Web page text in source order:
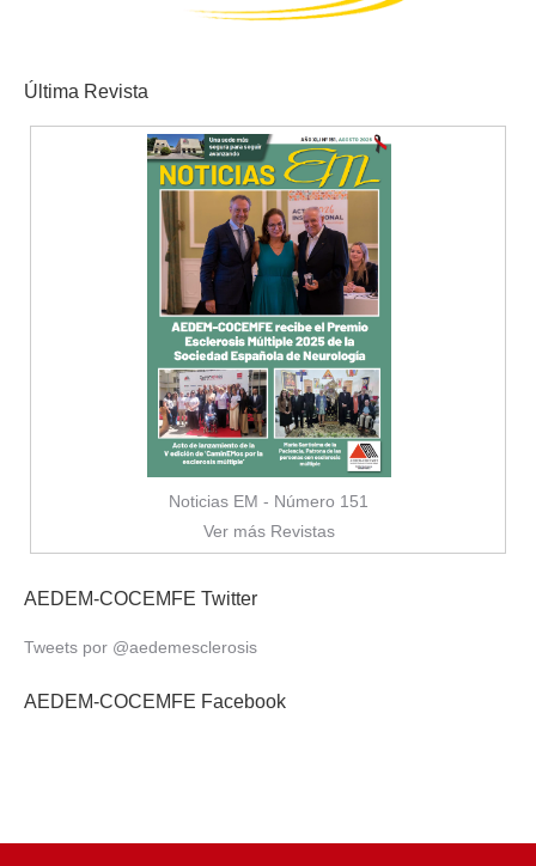
Última Revista
Noticias EM - Número 151
Ver más Revistas
AEDEM-COCEMFE Twitter
Tweets por @aedemesclerosis
AEDEM-COCEMFE Facebook